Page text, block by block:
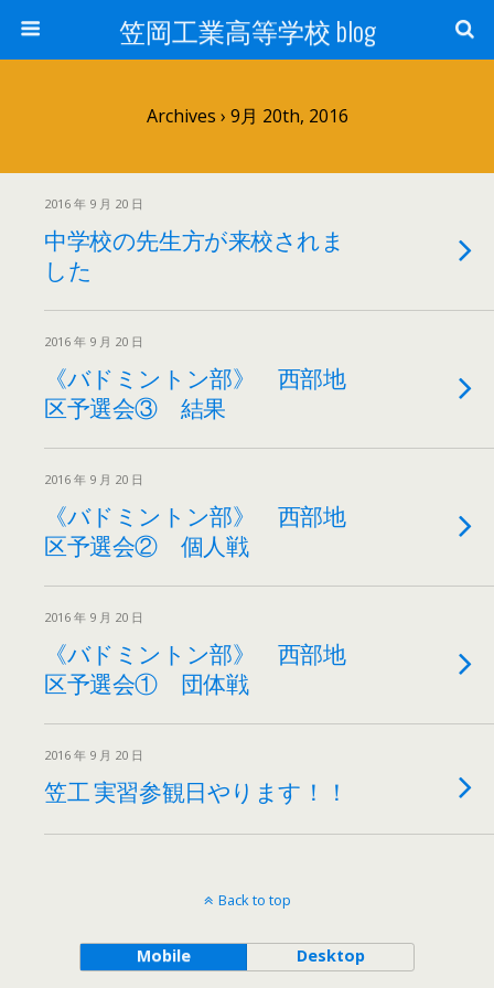
笠岡工業高等学校 blog
Archives › 9月 20th, 2016
2016 年 9 月 20 日
中学校の先生方が来校されま
した
2016 年 9 月 20 日
《バドミントン部》 西部地
区予選会③ 結果
2016 年 9 月 20 日
《バドミントン部》 西部地
区予選会② 個人戦
2016 年 9 月 20 日
《バドミントン部》 西部地
区予選会① 団体戦
2016 年 9 月 20 日
笠工 実習参観日やります！！
Back to top
Mobile Desktop